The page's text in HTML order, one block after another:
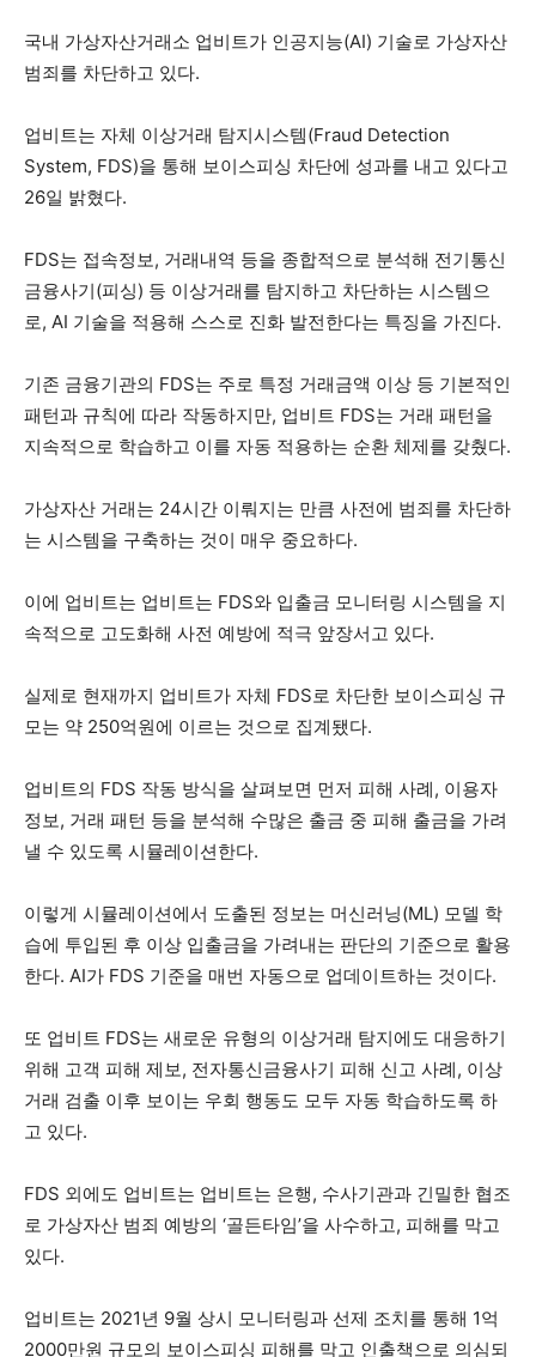
국내 가상자산거래소 업비트가 인공지능(AI) 기술로 가상자산
범죄를 차단하고 있다.
업비트는 자체 이상거래 탐지시스템(Fraud Detection
System, FDS)을 통해 보이스피싱 차단에 성과를 내고 있다고
26일 밝혔다.
FDS는 접속정보, 거래내역 등을 종합적으로 분석해 전기통신
금융사기(피싱) 등 이상거래를 탐지하고 차단하는 시스템으
로, AI 기술을 적용해 스스로 진화 발전한다는 특징을 가진다.
기존 금융기관의 FDS는 주로 특정 거래금액 이상 등 기본적인
패턴과 규칙에 따라 작동하지만, 업비트 FDS는 거래 패턴을
지속적으로 학습하고 이를 자동 적용하는 순환 체제를 갖췄다.
가상자산 거래는 24시간 이뤄지는 만큼 사전에 범죄를 차단하
는 시스템을 구축하는 것이 매우 중요하다.
이에 업비트는 업비트는 FDS와 입출금 모니터링 시스템을 지
속적으로 고도화해 사전 예방에 적극 앞장서고 있다.
실제로 현재까지 업비트가 자체 FDS로 차단한 보이스피싱 규
모는 약 250억원에 이르는 것으로 집계됐다.
업비트의 FDS 작동 방식을 살펴보면 먼저 피해 사례, 이용자
정보, 거래 패턴 등을 분석해 수많은 출금 중 피해 출금을 가려
낼 수 있도록 시뮬레이션한다.
이렇게 시뮬레이션에서 도출된 정보는 머신러닝(ML) 모델 학
습에 투입된 후 이상 입출금을 가려내는 판단의 기준으로 활용
한다. AI가 FDS 기준을 매번 자동으로 업데이트하는 것이다.
또 업비트 FDS는 새로운 유형의 이상거래 탐지에도 대응하기
위해 고객 피해 제보, 전자통신금융사기 피해 신고 사례, 이상
거래 검출 이후 보이는 우회 행동도 모두 자동 학습하도록 하
고 있다.
FDS 외에도 업비트는 업비트는 은행, 수사기관과 긴밀한 협조
로 가상자산 범죄 예방의 ‘골든타임’을 사수하고, 피해를 막고
있다.
업비트는 2021년 9월 상시 모니터링과 선제 조치를 통해 1억
2000만원 규모의 보이스피싱 피해를 막고 인출책으로 의심되